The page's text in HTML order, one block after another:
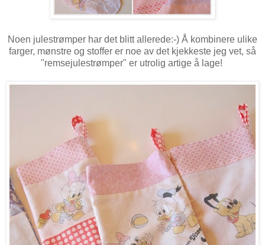
Noen julestrømper har det blitt allerede:-) Å kombinere ulike
farger, mønstre og stoffer er noe av det kjekkeste jeg vet, så
"remsejulestrømper" er utrolig artige å lage!